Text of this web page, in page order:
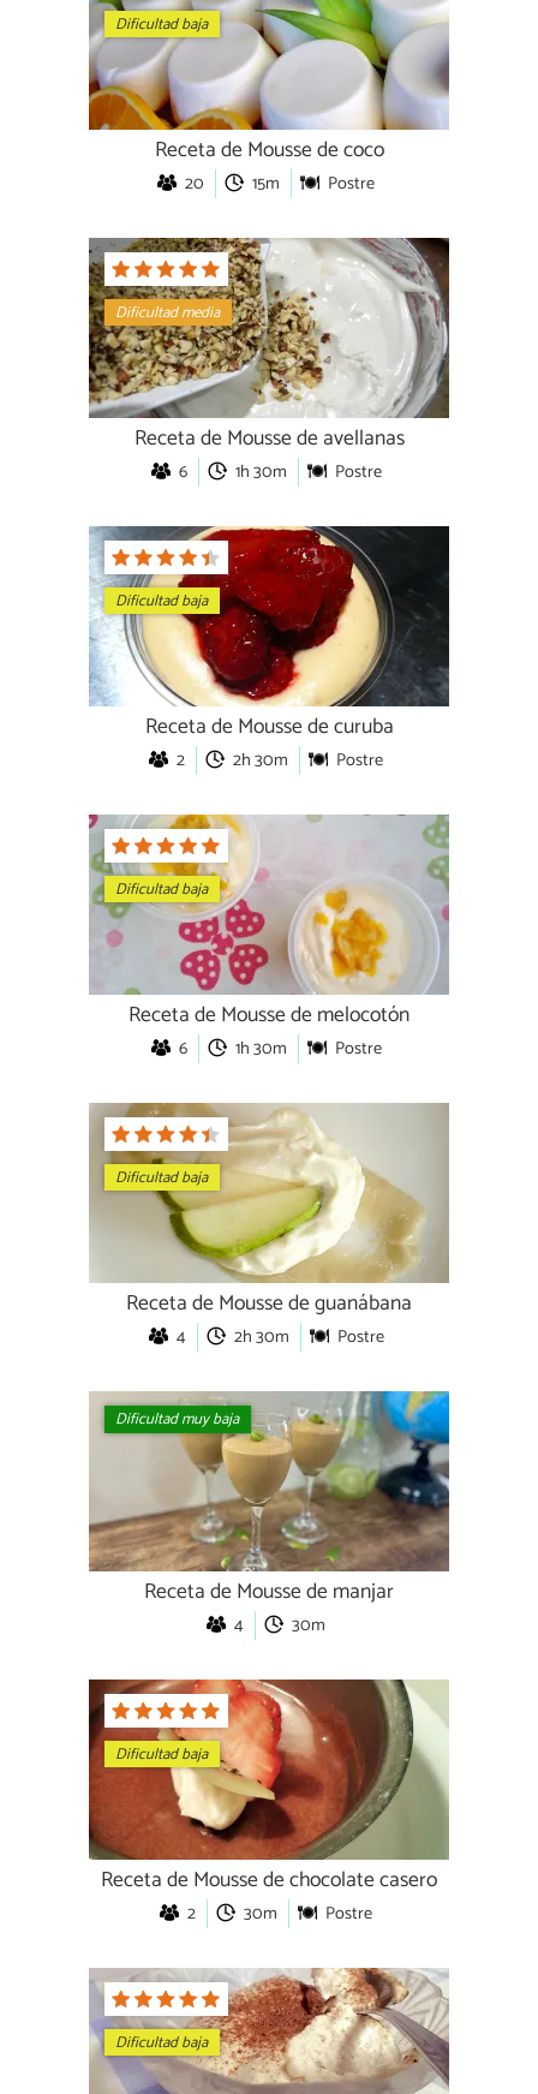
Dificultad baja
Receta de Mousse de coco
20 15m Postre
Dificultad media
Receta de Mousse de avellanas
6 1h 30m Postre
Dificultad baja
Receta de Mousse de curuba
2 2h 30m Postre
Dificultad baja
Receta de Mousse de melocotón
6 1h 30m Postre
Dificultad baja
Receta de Mousse de guanábana
4 2h 30m Postre
Dificultad muy baja
Receta de Mousse de manjar
4 30m
Dificultad baja
Receta de Mousse de chocolate casero
2 30m Postre
Dificultad baja